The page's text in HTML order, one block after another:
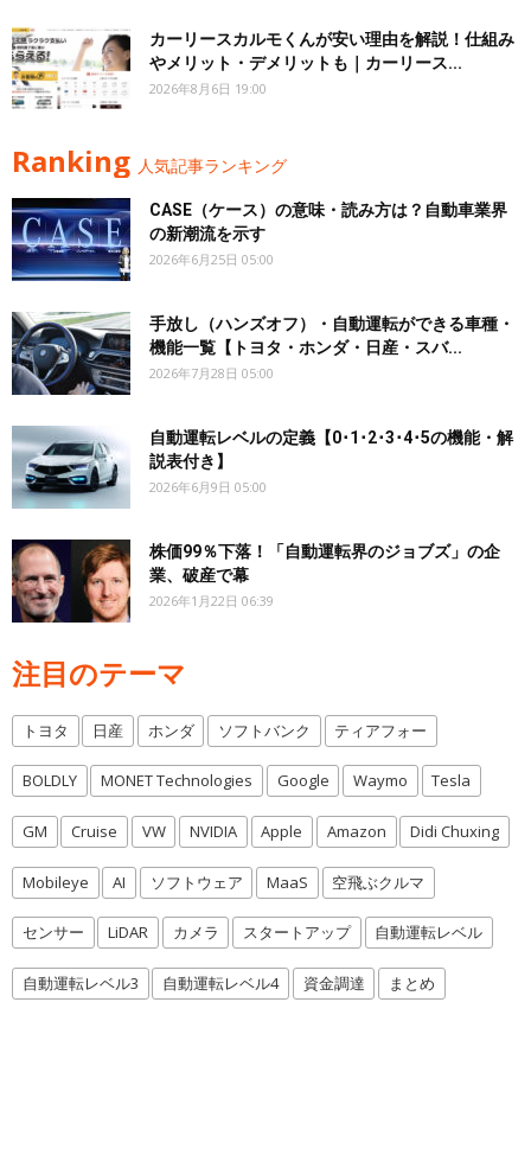
カーリースカルモくんが安い理由を解説！仕組み
やメリット・デメリットも｜カーリース...
2026年8月6日 19:00
Ranking 人気記事ランキング
CASE（ケース）の意味・読み方は？自動車業界
の新潮流を示す
2026年6月25日 05:00
手放し（ハンズオフ）・自動運転ができる車種・
機能一覧【トヨタ・ホンダ・日産・スバ...
2026年7月28日 05:00
自動運転レベルの定義【0･1･2･3･4･5の機能・解
説表付き】
2026年6月9日 05:00
株価99％下落！「自動運転界のジョブズ」の企
業、破産で幕
2026年1月22日 06:39
注目のテーマ
トヨタ 日産 ホンダ ソフトバンク ティアフォー
BOLDLY MONET Technologies Google Waymo Tesla
GM Cruise VW NVIDIA Apple Amazon Didi Chuxing
Mobileye AI ソフトウェア MaaS 空飛ぶクルマ
センサー LiDAR カメラ スタートアップ 自動運転レベル
自動運転レベル3 自動運転レベル4 資金調達 まとめ